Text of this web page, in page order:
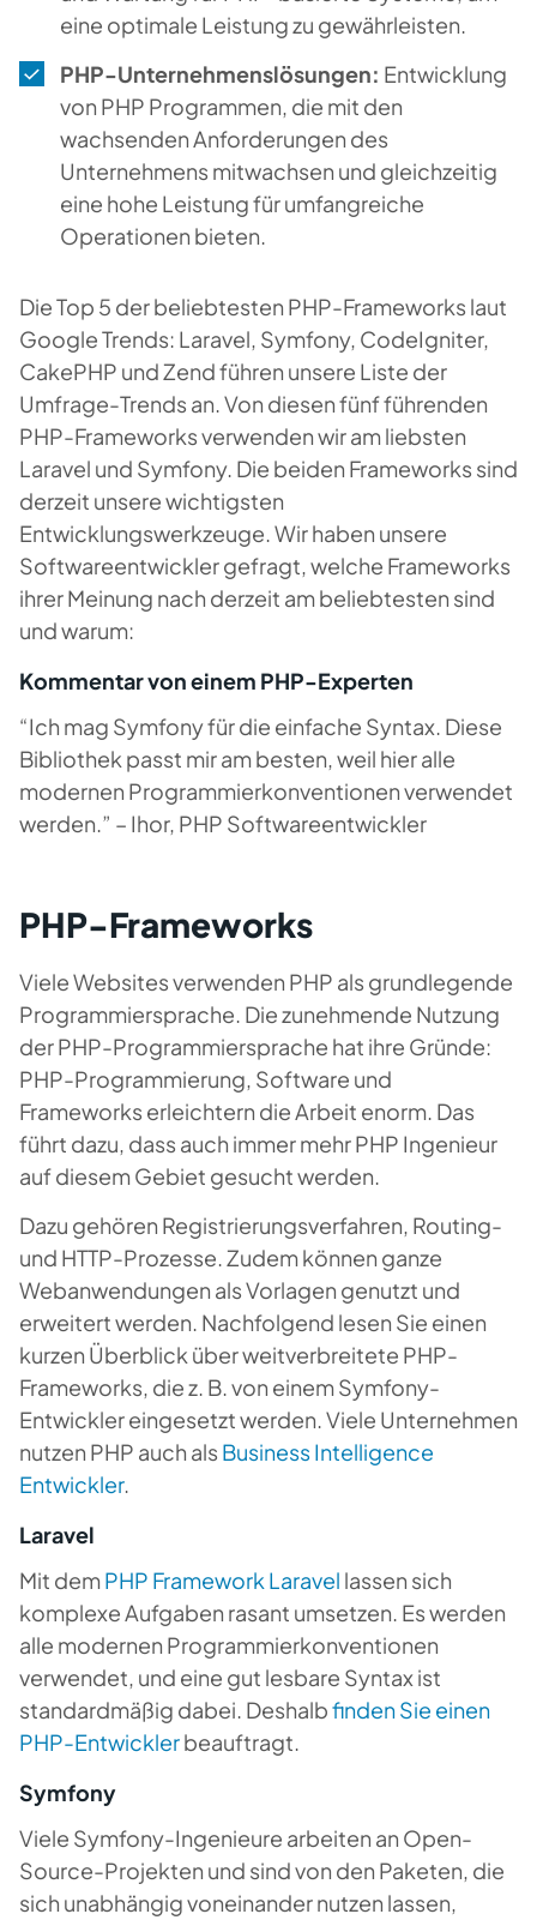
eine optimale Leistung zu gewährleisten.
PHP-Unternehmenslösungen: Entwicklung
von PHP Programmen, die mit den
wachsenden Anforderungen des
Unternehmens mitwachsen und gleichzeitig
eine hohe Leistung für umfangreiche
Operationen bieten.
Die Top 5 der beliebtesten PHP-Frameworks laut
Google Trends: Laravel, Symfony, CodeIgniter,
CakePHP und Zend führen unsere Liste der
Umfrage-Trends an. Von diesen fünf führenden
PHP-Frameworks verwenden wir am liebsten
Laravel und Symfony. Die beiden Frameworks sind
derzeit unsere wichtigsten
Entwicklungswerkzeuge. Wir haben unsere
Softwareentwickler gefragt, welche Frameworks
ihrer Meinung nach derzeit am beliebtesten sind
und warum:
Kommentar von einem PHP-Experten
“Ich mag Symfony für die einfache Syntax. Diese
Bibliothek passt mir am besten, weil hier alle
modernen Programmierkonventionen verwendet
werden.” – Ihor, PHP Softwareentwickler
PHP-Frameworks
Viele Websites verwenden PHP als grundlegende
Programmiersprache. Die zunehmende Nutzung
der PHP-Programmiersprache hat ihre Gründe:
PHP-Programmierung, Software und
Frameworks erleichtern die Arbeit enorm. Das
führt dazu, dass auch immer mehr PHP Ingenieur
auf diesem Gebiet gesucht werden.
Dazu gehören Registrierungsverfahren, Routing-
und HTTP-Prozesse. Zudem können ganze
Webanwendungen als Vorlagen genutzt und
erweitert werden. Nachfolgend lesen Sie einen
kurzen Überblick über weitverbreitete PHP-
Frameworks, die z. B. von einem Symfony-
Entwickler eingesetzt werden. Viele Unternehmen
nutzen PHP auch als Business Intelligence
Entwickler.
Laravel
Mit demPHP Framework Laravel lassen sich
komplexe Aufgaben rasant umsetzen. Es werden
alle modernen Programmierkonventionen
verwendet, und eine gut lesbare Syntax ist
standardmäßig dabei. Deshalbfinden Sie einen
PHP-Entwicklerbeauftragt.
Symfony
Viele Symfony-Ingenieure arbeiten an Open-
Source-Projekten und sind von den Paketen, die
sich unabhängig voneinander nutzen lassen,